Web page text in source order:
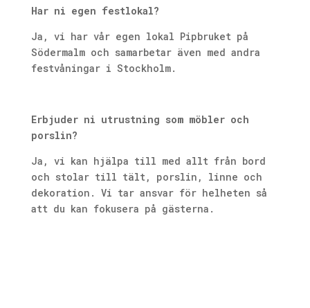
Har ni egen festlokal?
Ja, vi har vår egen lokal Pipbruket på
Södermalm och samarbetar även med andra
festvåningar i Stockholm.
Erbjuder ni utrustning som möbler och
porslin?
Ja, vi kan hjälpa till med allt från bord
och stolar till tält, porslin, linne och
dekoration. Vi tar ansvar för helheten så
att du kan fokusera på gästerna.